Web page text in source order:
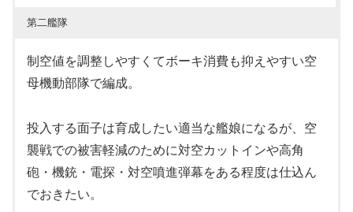
第二艦隊
制空値を調整しやすくてボーキ消費も抑えやすい空
母機動部隊で編成。
投入する面子は育成したい適当な艦娘になるが、空
襲戦での被害軽減のために対空カットインや高角
砲・機銃・電探・対空噴進弾幕をある程度は仕込ん
でおきたい。